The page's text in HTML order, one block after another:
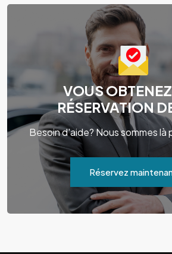
VOUS
RÉSERVATION
Besoin d'aide? Nous sommes là
Réservez